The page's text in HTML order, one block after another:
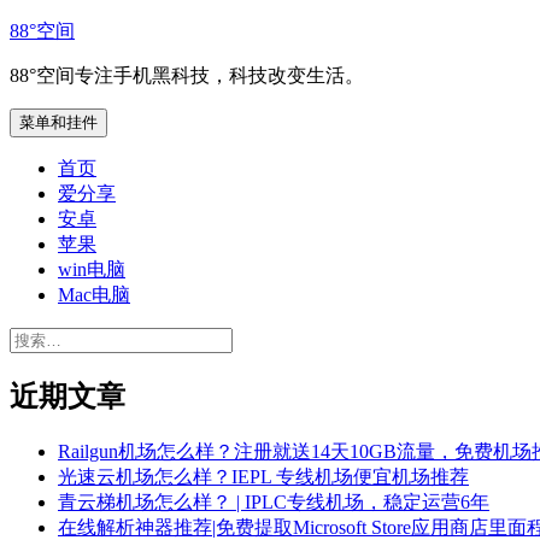
跳
内
容
88°空间
88°空间专注手机黑科技，科技改变生活。
菜单和挂件
首页
爱分享
安卓
苹果
win电脑
Mac电脑
搜
近期文章
Railgun机场怎么样？注册就送14天10GB流量，免费机场
光速云机场怎么样？IEPL 专线机场便宜机场推荐
青云梯机场怎么样？ | IPLC专线机场，稳定运营6年
在线解析神器推荐|免费提取Microsoft Store应用商店里面